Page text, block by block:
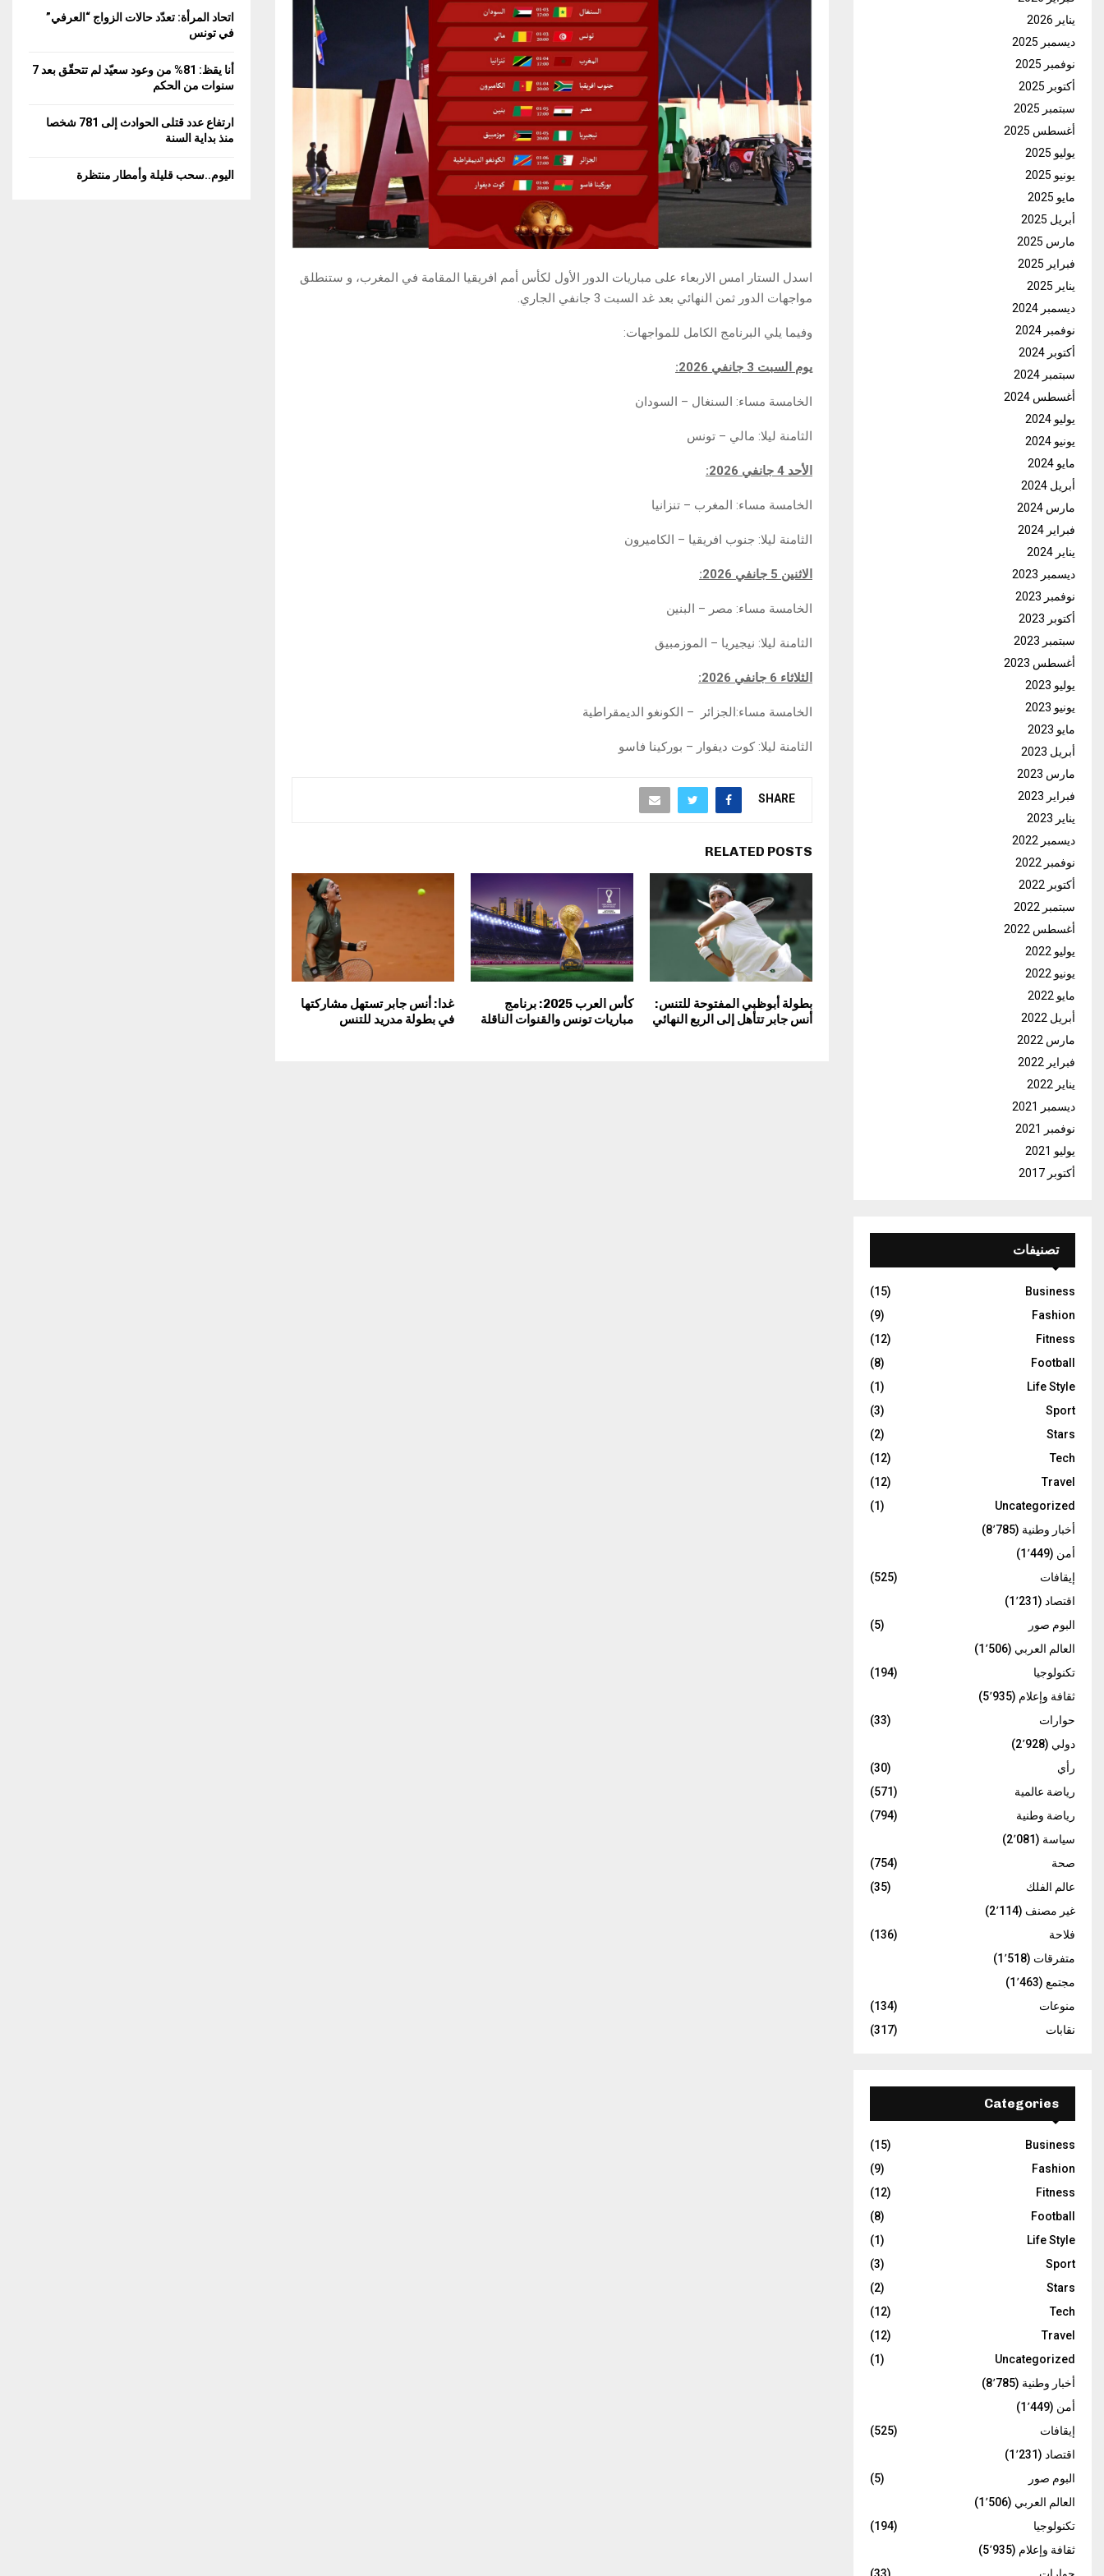
اسدل الستار امس الاربعاء على مباريات الدور الأول لكأس أمم افريقيا المقامة في المغرب، و ستنطلق
مواجهات الدور ثمن النهائي بعد غد السبت 3 جانفي الجاري.
وفيما يلي البرنامج الكامل للمواجهات:
يوم السبت 3 جانفي 2026:
الخامسة مساء: السنغال – السودان
الثامنة ليلا: مالي – تونس
الأحد 4 جانفي 2026:
الخامسة مساء: المغرب – تنزانيا
الثامنة ليلا: جنوب افريقيا – الكاميرون
الاثنين 5 جانفي 2026:
الخامسة مساء: مصر – البنين
الثامنة ليلا: نيجيريا – الموزمبيق
الثلاثاء 6 جانفي 2026:
الخامسة مساء:الجزائر – الكونغو الديمقراطية
الثامنة ليلا: كوت ديفوار – بوركينا فاسو
SHARE
RELATED POSTS
بطولة أبوظبي المفتوحة للتنس:
أنس جابر تتأهل إلى الربع النهائي
كأس العرب 2025: برنامج
مباريات تونس والقنوات الناقلة
غدا: أنس جابر تستهل مشاركتها
في بطولة مدريد للتنس
يناير 2026
ديسمبر 2025
نوفمبر 2025
أكتوبر 2025
سبتمبر 2025
أغسطس 2025
يوليو 2025
يونيو 2025
مايو 2025
أبريل 2025
مارس 2025
فبراير 2025
يناير 2025
ديسمبر 2024
نوفمبر 2024
أكتوبر 2024
سبتمبر 2024
أغسطس 2024
يوليو 2024
يونيو 2024
مايو 2024
أبريل 2024
مارس 2024
فبراير 2024
يناير 2024
ديسمبر 2023
نوفمبر 2023
أكتوبر 2023
سبتمبر 2023
أغسطس 2023
يوليو 2023
يونيو 2023
مايو 2023
أبريل 2023
مارس 2023
فبراير 2023
يناير 2023
ديسمبر 2022
نوفمبر 2022
أكتوبر 2022
سبتمبر 2022
أغسطس 2022
يوليو 2022
يونيو 2022
مايو 2022
أبريل 2022
مارس 2022
فبراير 2022
يناير 2022
ديسمبر 2021
نوفمبر 2021
يوليو 2021
أكتوبر 2017
تصنيفات
Business
(15)
Fashion
(9)
Fitness
(12)
Football
(8)
Life Style
(1)
Sport
(3)
Stars
(2)
Tech
(12)
Travel
(12)
Uncategorized
(1)
أخبار وطنية (8٬785)
أمن (1٬449)
إيقافات
(525)
اقتصاد (1٬231)
البوم صور
(5)
العالم العربي (1٬506)
تكنولوجيا
(194)
ثقافة وإعلام (5٬935)
حوارات
(33)
دولي (2٬928)
رأي
(30)
رياضة عالمية
(571)
رياضة وطنية
(794)
سياسة (2٬081)
صحة
(754)
عالم الفلك
(35)
غير مصنف (2٬114)
فلاحة
(136)
متفرقات (1٬518)
مجتمع (1٬463)
منوعات
(134)
نقابات
(317)
Categories
Business
(15)
Fashion
(9)
Fitness
(12)
Football
(8)
Life Style
(1)
Sport
(3)
Stars
(2)
Tech
(12)
Travel
(12)
Uncategorized
(1)
أخبار وطنية (8٬785)
أمن (1٬449)
إيقافات
(525)
اقتصاد (1٬231)
البوم صور
(5)
العالم العربي (1٬506)
تكنولوجيا
(194)
ثقافة وإعلام (5٬935)
اتحاد المرأة: تعدّد حالات الزواج “العرفي”
في تونس
أنا يقظ: 81% من وعود سعيّد لم تتحقّق بعد 7
سنوات من الحكم
ارتفاع عدد قتلى الحوادث إلى 781 شخصا
منذ بداية السنة
اليوم..سحب قليلة وأمطار منتظرة